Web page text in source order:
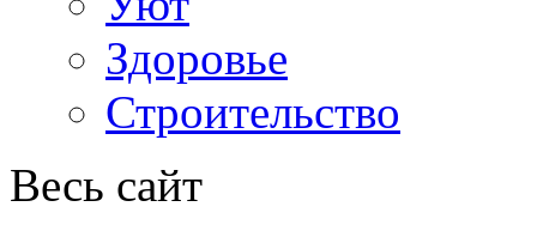
Здоровье
Строительство
Весь сайт